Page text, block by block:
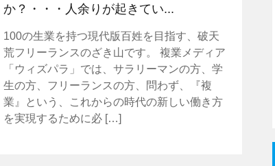
か？・・・人余りが起きてい...
100の生業を持つ現代版百姓を目指す、破天
荒フリーランスのざき山です。 複業メディア
「ウィズパラ」では、サラリーマンの方、学
生の方、フリーランスの方、問わず、『複
業』という、これからの時代の新しい働き方
を実現するために必 […]